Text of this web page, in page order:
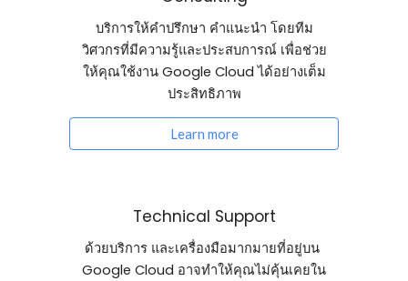
บริการให้คำปรึกษา คำแนะนำ โดยทีม
วิศวกรที่มีความรู้และประสบการณ์ เพื่อช่วย
ให้คุณใช้งาน Google Cloud ได้อย่างเต็ม
ประสิทธิภาพ
Learn more
Technical Support
ด้วยบริการ และเครื่องมือมากมายที่อยู่บน
Google Cloud อาจทำให้คุณไม่คุ้นเคยใน